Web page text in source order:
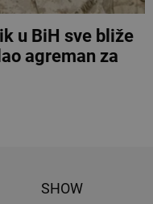
u BiH sve bliže
agreman za
SHOW